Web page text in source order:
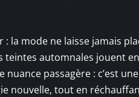
la mode ne laisse jamais
teintes automnales jouent
passagère : c’est
nouvelle, tout en